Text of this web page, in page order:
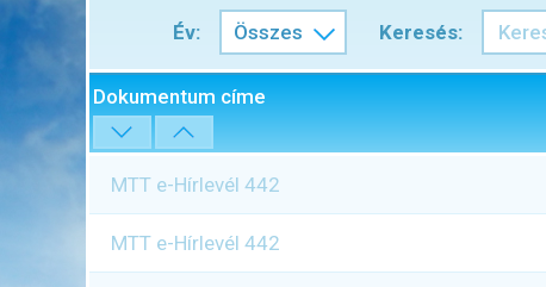
Év: Összes Keresés:
Keresés
Dokumentum címe
MTT e-Hírlevél 442
MTT e-Hírlevél 442